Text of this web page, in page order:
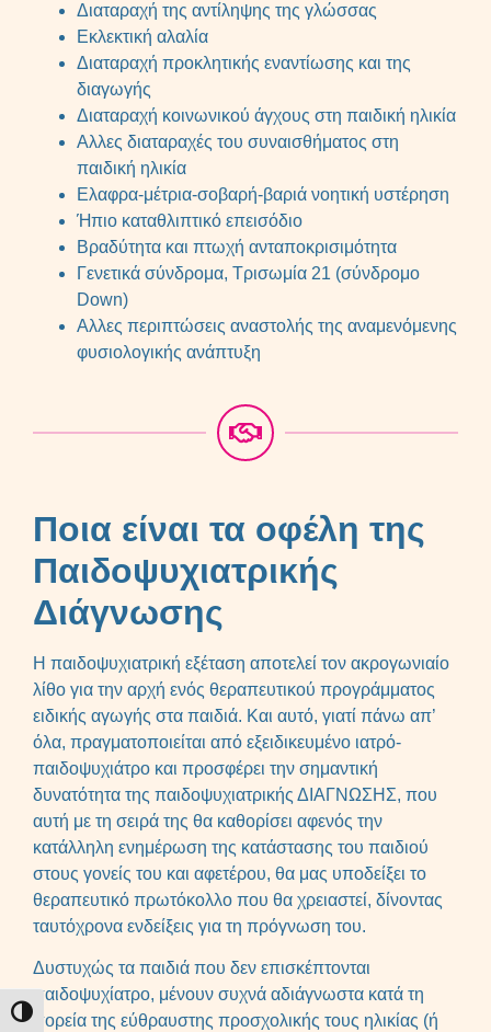
Εναλλαγή Υψηλής Αντίθεσης
Διαταραχή της αντίληψης της γλώσσας
Εκλεκτική αλαλία
Διαταραχή προκλητικής εναντίωσης και της
διαγωγής
Διαταραχή κοινωνικού άγχους στη παιδική ηλικία
Αλλες διαταραχές του συναισθήματος στη
παιδική ηλικία
Ελαφρα-μέτρια-σοβαρή-βαριά νοητική υστέρηση
Ήπιο καταθλιπτικό επεισόδιο
Βραδύτητα και πτωχή ανταποκρισιμότητα
Γενετικά σύνδρομα, Τρισωμία 21 (σύνδρομο
Down)
Αλλες περιπτώσεις αναστολής της αναμενόμενης
φυσιολογικής ανάπτυξη
Ποια είναι τα οφέλη της
Παιδοψυχιατρικής
Διάγνωσης
Η παιδοψυχιατρική εξέταση αποτελεί τον ακρογωνιαίο
λίθο για την αρχή ενός θεραπευτικού προγράμματος
ειδικής αγωγής στα παιδιά. Και αυτό, γιατί πάνω απ’
όλα, πραγματοποιείται από εξειδικευμένο ιατρό-
παιδοψυχιάτρο και προσφέρει την σημαντική
δυνατότητα της παιδοψυχιατρικής ΔΙΑΓΝΩΣΗΣ, που
αυτή με τη σειρά της θα καθορίσει αφενός την
κατάλληλη ενημέρωση της κατάστασης του παιδιού
στους γονείς του και αφετέρου, θα μας υποδείξει το
θεραπευτικό πρωτόκολλο που θα χρειαστεί, δίνοντας
ταυτόχρονα ενδείξεις για τη πρόγνωση του.
Δυστυχώς τα παιδιά που δεν επισκέπτονται
παιδοψυχίατρο, μένουν συχνά αδιάγνωστα κατά τη
πορεία της εύθραυστης προσχολικής τους ηλικίας (ή